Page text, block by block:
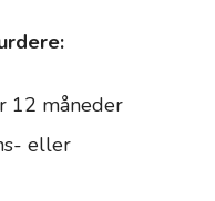
12 måneder
eller